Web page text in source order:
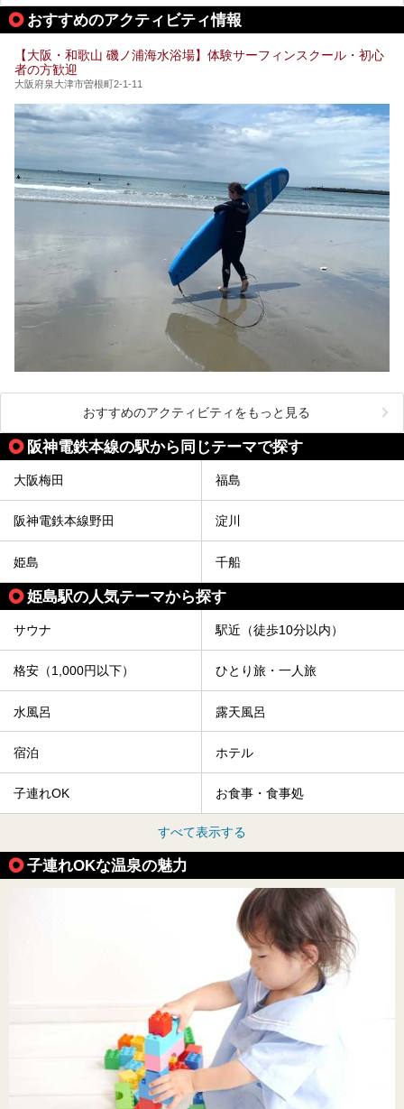
今回はそんなサウナにこだわった、大阪府内のオススメ温
泉・銭湯・スパを30件紹介したいと思います！
おすすめのアクティビティ情報
【大阪・和歌山 磯ノ浦海水浴場】体験サーフィンスクール・初心
者の方歓迎
大阪府泉大津市曽根町2-1-11
おすすめのアクティビティをもっと見る
阪神電鉄本線の駅から同じテーマで探す
大阪梅田 福島
阪神電鉄本線野田 淀川
姫島 千船
姫島駅の人気テーマから探す
サウナ 駅近（徒歩10分以内）
格安（1,000円以下） ひとり旅・一人旅
水風呂 露天風呂
宿泊 ホテル
子連れOK お食事・食事処
すべて表示する
子連れOKな温泉の魅力